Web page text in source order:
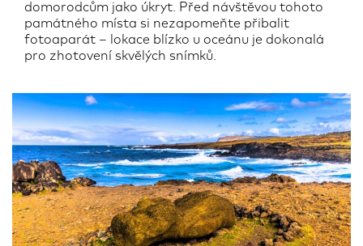
domorodcům jako úkryt. Před návštěvou tohoto
památného místa si nezapomeňte přibalit
fotoaparát – lokace blízko u oceánu je dokonalá
pro zhotovení skvělých snímků.